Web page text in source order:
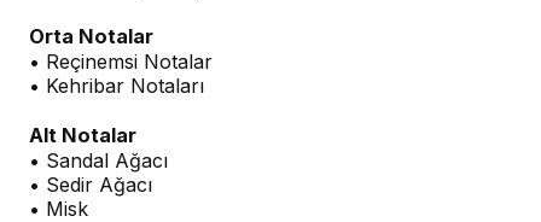
Orta Notalar
• Reçinemsi Notalar
• Kehribar Notaları
Alt Notalar
• Sandal Ağacı
• Sedir Ağacı
• Misk